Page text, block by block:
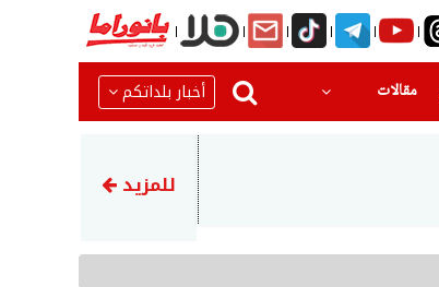
مقالات أخبار بلداتكم
إيران تهدد بمهاجمة دول
للمزيد